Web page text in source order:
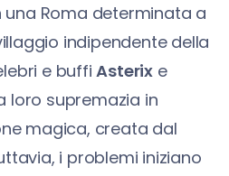
una Roma determinata a
indipendente della
e buffiAsterix e
loro supremazia in
magica, creata dal
i problemi iniziano